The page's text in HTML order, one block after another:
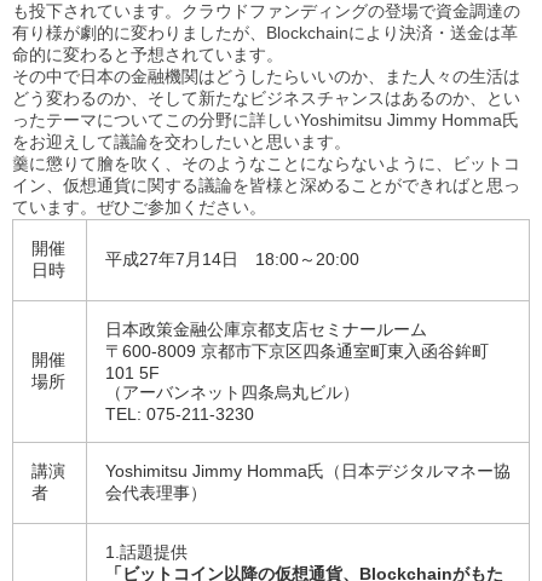
も投下されています。クラウドファンディングの登場で資金調達の
有り様が劇的に変わりましたが、Blockchainにより決済・送金は革
命的に変わると予想されています。
その中で日本の金融機関はどうしたらいいのか、また人々の生活は
どう変わるのか、そして新たなビジネスチャンスはあるのか、とい
ったテーマについてこの分野に詳しいYoshimitsu Jimmy Homma氏
をお迎えして議論を交わしたいと思います。
羹に懲りて膾を吹く、そのようなことにならないように、ビットコ
イン、仮想通貨に関する議論を皆様と深めることができればと思っ
ています。ぜひご参加ください。
開催
日時
平成27年7月14日 18:00～20:00
開催
場所
日本政策金融公庫京都支店セミナールーム
〒600‐8009 京都市下京区四条通室町東入函谷鉾町
101 5F
（アーバンネット四条烏丸ビル）
TEL: 075-211-3230
講演
者
Yoshimitsu Jimmy Homma氏（日本デジタルマネー協
会代表理事）
1.話題提供
「ビットコイン以降の仮想通貨、Blockchainがもた